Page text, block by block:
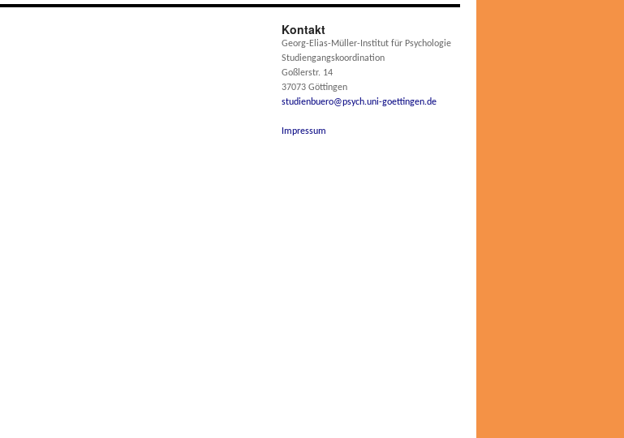
Kontakt
Georg-Elias-Müller-Institut für Psychologie
Studiengangskoordination
Goßlerstr. 14
37073 Göttingen
studienbuero@psych.uni-goettingen.de
Impressum